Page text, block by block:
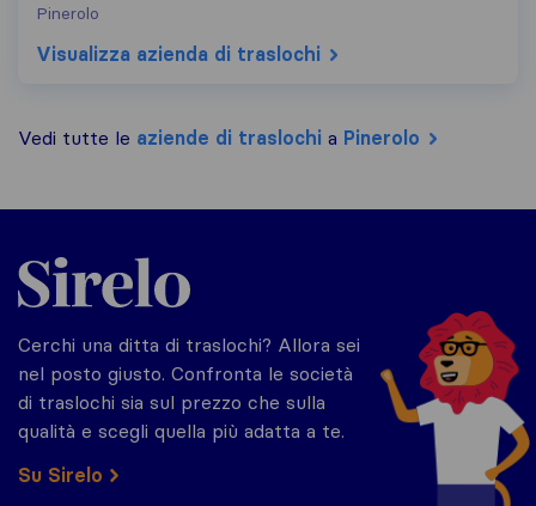
Pinerolo
Visualizza azienda di traslochi
Vedi tutte le aziende di traslochi a Pinerolo
Sirelo.it
Cerchi una ditta di traslochi? Allora sei
nel posto giusto. Confronta le società
di traslochi sia sul prezzo che sulla
qualità e scegli quella più adatta a te.
Su Sirelo